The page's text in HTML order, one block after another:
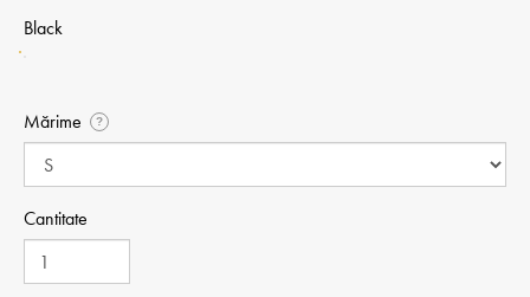
Black
Mărime ?
Cantitate